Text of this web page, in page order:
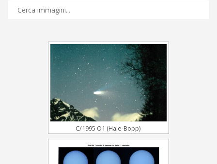
C/1995 O1 (Hale-Bopp)